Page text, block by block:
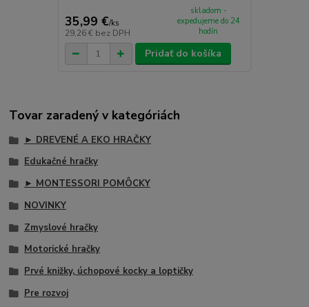
35,99 €/ks
29,26 € bez DPH
skladom -
expedujeme do 24
hodín
Pridať do košíka
Tovar zaradený v kategóriách
► DREVENÉ A EKO HRAČKY
Edukačné hračky
► MONTESSORI POMÔCKY
NOVINKY
Zmyslové hračky
Motorické hračky
Prvé knižky, úchopové kocky a loptičky
Pre rozvoj